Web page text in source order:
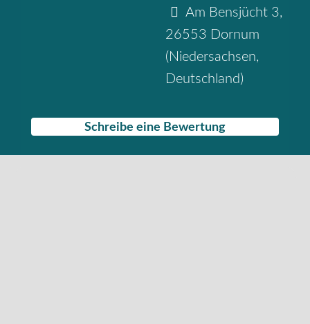
Am Bensjücht 3,
26553 Dornum
( Niedersachsen,
Deutschland)
Schreibe eine Bewertung